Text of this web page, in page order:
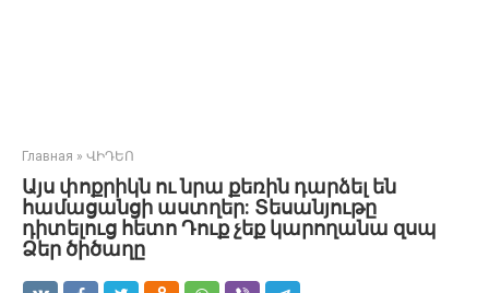
Главная » ՎԻԴԵՈ
Այս փոքրիկն ու նրա քեռին դարձել են
համացանցի աստղեր: Տեսանյութը
դիտելուց հետո Դուք չեք կարողանա զսպ
Ձեր ծիծաղը